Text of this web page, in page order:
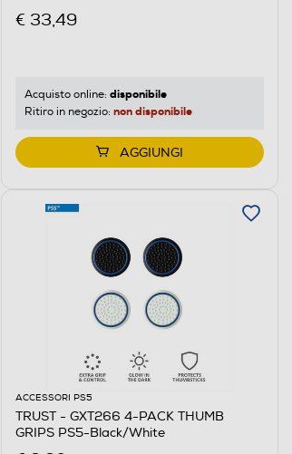
€ 33,49
Acquisto online: disponibile
Ritiro in negozio: non disponibile
AGGIUNGI
ACCESSORI PS5
TRUST - GXT266 4-PACK THUMB
GRIPS PS5-Black/White